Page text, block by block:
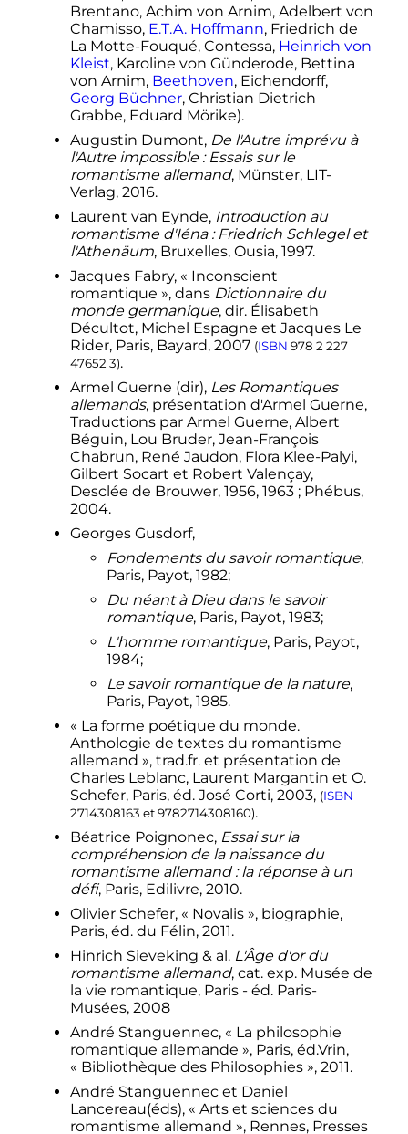
Brentano, Achim von Arnim, Adelbert von
Chamisso, E.T.A. Hoffmann, Friedrich de
La Motte-Fouqué, Contessa, Heinrich von
Kleist, Karoline von Günderode, Bettina
von Arnim, Beethoven, Eichendorff,
Georg Büchner, Christian Dietrich
Grabbe, Eduard Mörike).
Augustin Dumont, De l'Autre imprévu à
l'Autre impossible : Essais sur le
romantisme allemand, Münster, LIT-
Verlag, 2016.
Laurent van Eynde, Introduction au
romantisme d'Iéna : Friedrich Schlegel et
l'Athenäum, Bruxelles, Ousia, 1997.
Jacques Fabry, « Inconscient
romantique », dans Dictionnaire du
monde germanique, dir. Élisabeth
Décultot, Michel Espagne et Jacques Le
Rider, Paris, Bayard, 2007 (ISBN 978 2 227
47652 3).
Armel Guerne (dir), Les Romantiques
allemands, présentation d'Armel Guerne,
Traductions par Armel Guerne, Albert
Béguin, Lou Bruder, Jean-François
Chabrun, René Jaudon, Flora Klee-Palyi,
Gilbert Socart et Robert Valençay,
Desclée de Brouwer, 1956, 1963 ; Phébus,
2004.
Georges Gusdorf,
Fondements du savoir romantique,
Paris, Payot, 1982;
Du néant à Dieu dans le savoir
romantique, Paris, Payot, 1983;
L'homme romantique, Paris, Payot,
1984;
Le savoir romantique de la nature,
Paris, Payot, 1985.
« La forme poétique du monde.
Anthologie de textes du romantisme
allemand », trad.fr. et présentation de
Charles Leblanc, Laurent Margantin et O.
Schefer, Paris, éd. José Corti, 2003, (ISBN
2714308163 et9782714308160).
Béatrice Poignonec, Essai sur la
compréhension de la naissance du
romantisme allemand : la réponse à un
défi, Paris, Edilivre, 2010.
Olivier Schefer, « Novalis », biographie,
Paris, éd. du Félin, 2011.
Hinrich Sieveking & al. L'Âge d'or du
romantisme allemand, cat. exp. Musée de
la vie romantique, Paris - éd. Paris-
Musées, 2008
André Stanguennec, « La philosophie
romantique allemande », Paris, éd.Vrin,
« Bibliothèque des Philosophies », 2011.
André Stanguennec et Daniel
Lancereau(éds), « Arts et sciences du
romantisme allemand », Rennes, Presses